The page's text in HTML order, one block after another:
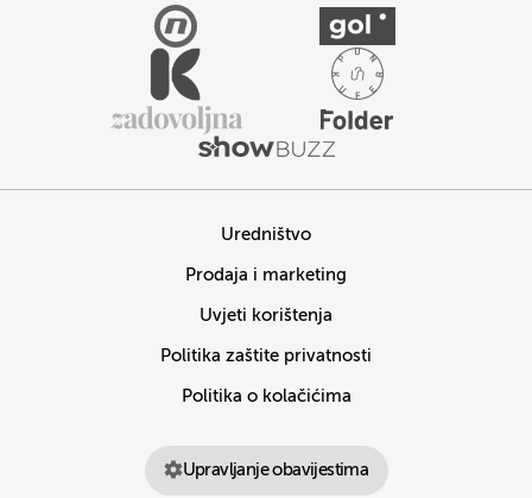
Uredništvo
Prodaja i marketing
Uvjeti korištenja
Politika zaštite privatnosti
Politika o kolačićima
Upravljanje obavijestima